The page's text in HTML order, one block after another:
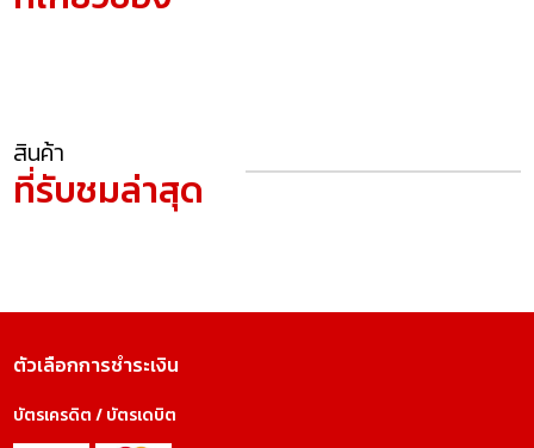
สินค้า
ที่รับชมล่าสุด
ตัวเลือกการชำระเงิน
บัตรเครดิต / บัตรเดบิต